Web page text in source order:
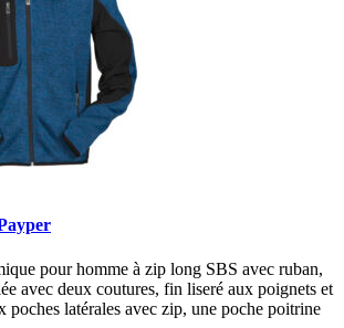
pour homme à zip long SBS avec ruban,
avec deux coutures, fin liseré aux poignets et
poches latérales avec zip, une poche poitrine